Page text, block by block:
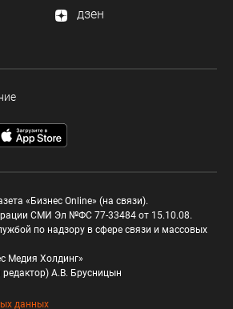
дзен
«Бизнес Online» (на связи).
СМИ Эл №ФС 77-33484 от 15.10.08.
по надзору в сфере связи и массовых
Медия Холдинг»
А.В. Брусницын
данных